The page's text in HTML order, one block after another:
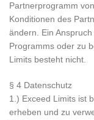
Partnerprogramm
Konditionen des
ändern. Ein
Programms oder zu
Limits besteht nicht.
§ 4 Datenschutz
1.) Exceed Limits ist
erheben und zu